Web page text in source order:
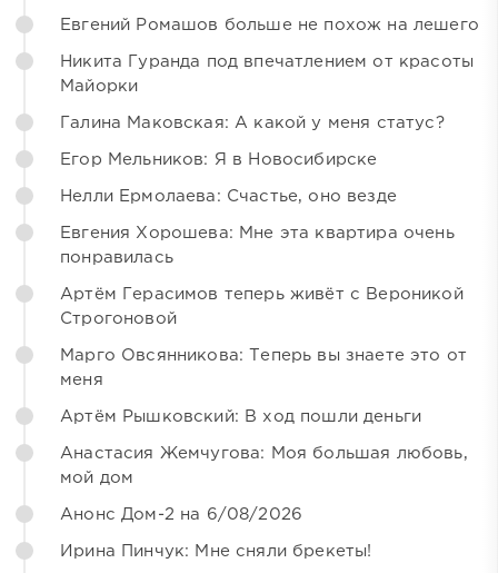
Евгений Ромашов больше не похож на лешего
Никита Гуранда под впечатлением от красоты
Майорки
Галина Маковская: А какой у меня статус?
Егор Мельников: Я в Новосибирске
Нелли Ермолаева: Счастье, оно везде
Евгения Хорошева: Мне эта квартира очень
понравилась
Артём Герасимов теперь живёт с Вероникой
Строгоновой
Марго Овсянникова: Теперь вы знаете это от
меня
Артём Рышковский: В ход пошли деньги
Анастасия Жемчугова: Моя большая любовь,
мой дом
Анонс Дом-2 на 6/08/2026
Ирина Пинчук: Мне сняли брекеты!